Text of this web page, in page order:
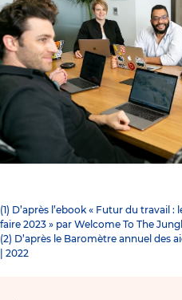
(1) D’après l’ebook « Futur du travail
faire 2023 » par Welcome To The
(2) D’après le Baromètre annuel des
| 2022